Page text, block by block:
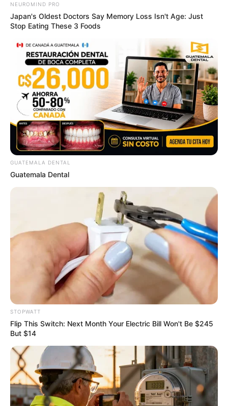
Mystery Solved: Here's Why These 9 Actors Left
Their TV Shows
BRAINBERRIES
Bollywood’s Boldest Dance Scenes Still Trending
NEUROMIND PRO
Japan's Oldest Doctors Say Memory Loss Isn't Age: Just
Stop Eating These 3 Foods
GUATEMALA DENTAL
Guatemala Dental
STOPWATT
Flip This Switch: Next Month Your Electric Bill Won't Be $245
But $14